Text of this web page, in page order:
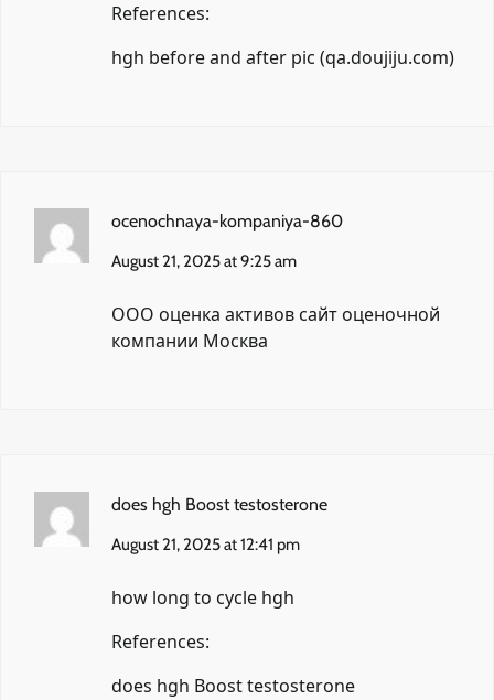
References:
hgh before and after pic (qa.doujiju.com)
ocenochnaya-kompaniya-860
August 21, 2025 at 9:25 am
ООО оценка активовсайт оценочной
компании Москва
does hgh Boost testosterone
August 21, 2025 at 12:41 pm
how long to cycle hgh
References:
does hgh Boost testosterone